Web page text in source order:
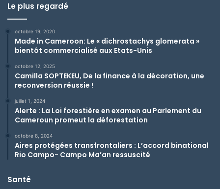
Le plus regardé
octobre 19, 2020
Made in Cameroon: Le « dichrostachys glomerata »
bientôt commercialisé aux Etats-Unis
octobre 12, 2025
Camilla SOPTEKEU, De la finance à la décoration, une
reconversion réussie !
juillet 1, 2024
Alerte : La Loi forestière en examen au Parlement du
Cameroun promeut la déforestation
octobre 8, 2024
Aires protégées transfrontaliers : L’accord binational
Rio Campo- Campo Ma’an ressuscité
Santé